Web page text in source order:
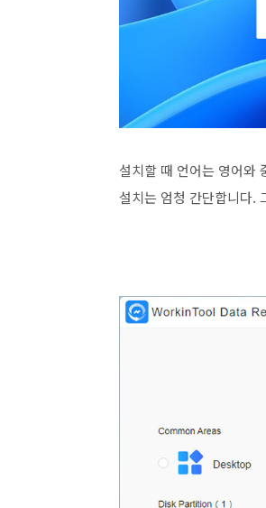
설치할 때 언어는 영어와
설치는 엄청 간단합니다.